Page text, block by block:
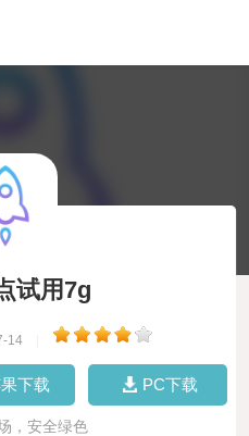
试用7g
14
下载 PC下载
，安全绿色